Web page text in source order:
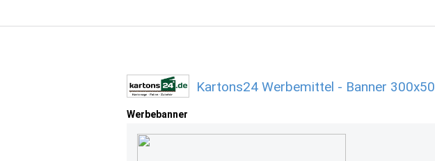
Kartons24 Werbemittel - Banner 300x50
Werbebanner